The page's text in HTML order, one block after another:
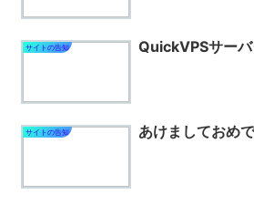
サイトの告知 QuickVPSサー
サイトの告知 あけましておめ